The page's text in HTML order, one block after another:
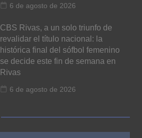
6 de agosto de 2026
CBS Rivas, a un solo triunfo de
revalidar el título nacional: la
histórica final del sófbol femenino
se decide este fin de semana en
Rivas
6 de agosto de 2026